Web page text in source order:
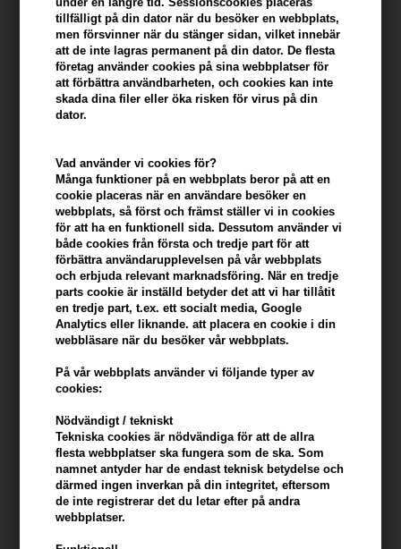
tillfälligt på din dator när du besöker en webbplats,
men försvinner när du stänger sidan, vilket innebär
att de inte lagras permanent på din dator. De flesta
företag använder cookies på sina webbplatser för
att förbättra användbarheten, och cookies kan inte
skada dina filer eller öka risken för virus på din
dator.
Vad använder vi cookies för?
Många funktioner på en webbplats beror på att en
cookie placeras när en användare besöker en
webbplats, så först och främst ställer vi in ​​cookies
för att ha en funktionell sida. Dessutom använder vi
både cookies från första och tredje part för att
förbättra användarupplevelsen på vår webbplats
och erbjuda relevant marknadsföring. När en tredje
parts cookie är inställd betyder det att vi har tillåtit
en tredje part, t.ex. ett socialt media, Google
Analytics eller liknande. att placera en cookie i din
webbläsare när du besöker vår webbplats.
På vår webbplats använder vi följande typer av
cookies:
Nödvändigt / tekniskt
Tekniska cookies är nödvändiga för att de allra
flesta webbplatser ska fungera som de ska. Som
namnet antyder har de endast teknisk betydelse och
därmed ingen inverkan på din integritet, eftersom
de inte registrerar det du letar efter på andra
webbplatser.
344,00SEK
Enhetspris ved 2 stk. 330,00 SEK Spara 4%
+
I lager- Leveranstid: 2-3 arbetsdagar
Du tjänar 17 Bonuskronor på köp av denna artikel -Visa mitt
konto
KÖP FÖR YTTERLIGARE 499,00 SEK OCH FÅ FRI FRAKT
Beskrivning Recensioner Tillverkare
Kerastase Genesis Bain Hydra-Fortifiant Anti Hair-Fall Fortifying
Shampoo för svagt hår är ett förstärkande schampo mot håravfall
Kerastase Genesis Bain Hydra-Fortifiant beskrivning
Förstärkning av schampo mot håravfall för försvagat hår som
tenderar att gå sönder och falla av. Schampot rengör håret
försiktigt och stärker hårfibrerna, vilket minskar risken för